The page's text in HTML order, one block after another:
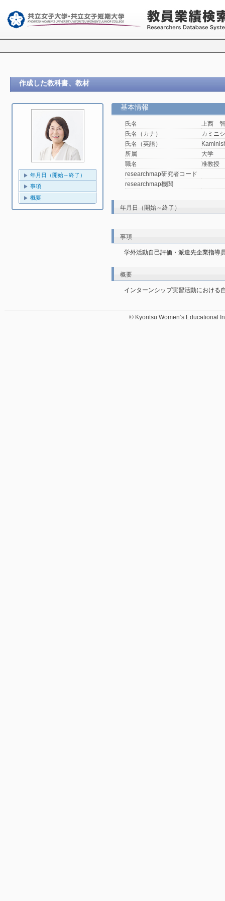
作成した教科書、教材
年月日（開始～終了）
事項
概要
基本情報
氏名
上西
氏名（カナ）
カミニ
氏名（英語）
所属
大学
職名
准教授
researchmap研究者コード
researchmap機関
年月日（開始～終了）
事項
学外活動自己評価・派遣先企業指導
概要
インターンシップ実習活動における